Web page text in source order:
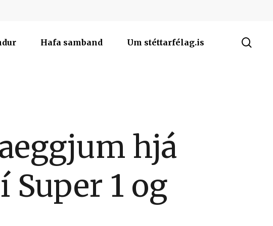
Hafa samband Um stéttarfélag.is
hjá
1 og